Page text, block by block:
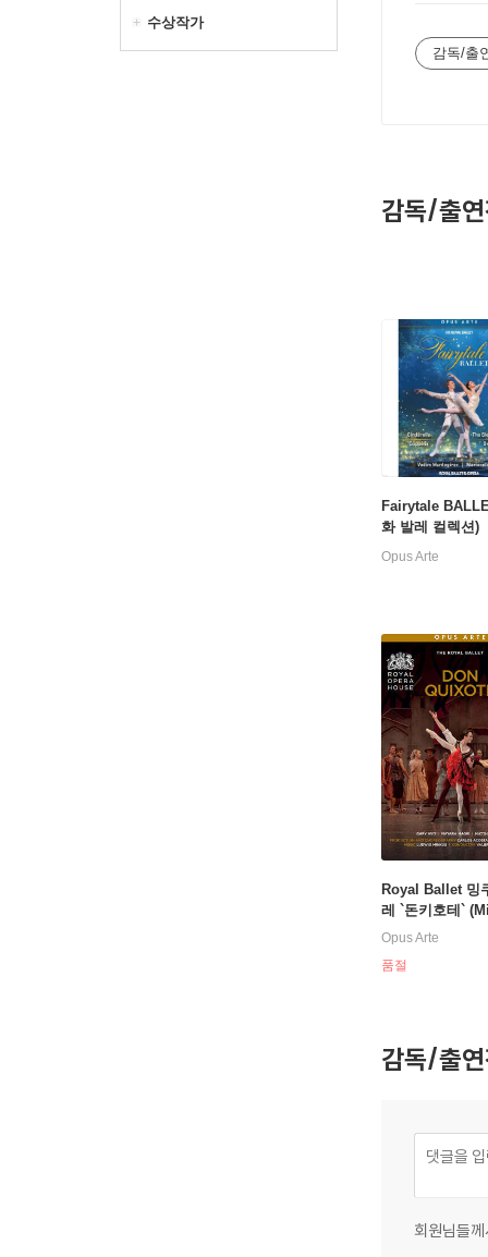
수상작가
감독/출
감독/출
Fairytale
화 발레 컬렉션)
Opus Arte
Royal Ballet 밍
레 `돈키호테`
Don Quixote)
Opus Arte
품절
감독/출
회원님들